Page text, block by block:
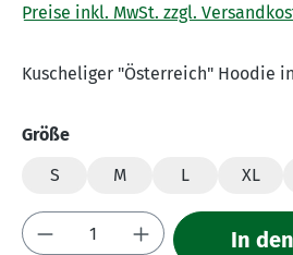
Preise inkl. MwSt. zzgl.
Kuscheliger "Österreich" Hoodie
Größeauswählen
S
M L XL
Produkt Anzahl: GibIn